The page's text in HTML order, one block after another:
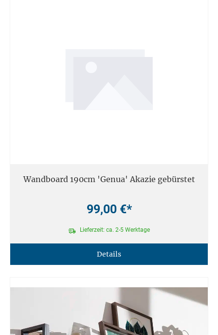
Wandboard 190cm 'Genua' Akazie gebürstet
99,00 €*
Lieferzeit: ca. 2-5 Werktage
Details